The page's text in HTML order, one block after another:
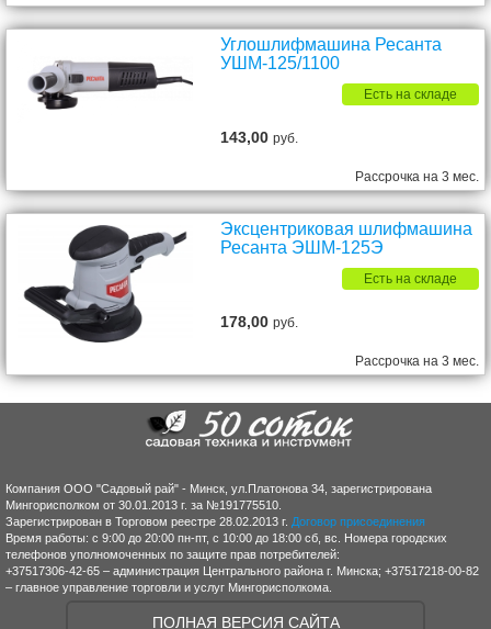
Углошлифмашина Ресанта
УШМ-125/1100
Есть на складе
143,00руб.
Рассрочка на 3 мес.
Эксцентриковая шлифмашина
Ресанта ЭШМ-125Э
Есть на складе
178,00руб.
Рассрочка на 3 мес.
Компания ООО "Садовый рай" - Минск, ул.Платонова 34, зарегистрирована
Мингорисполком от 30.01.2013 г. за №191775510.
Зарегистрирован в Торговом реестре 28.02.2013 г. Договор присоединения
Время работы: с 9:00 до 20:00 пн-пт, с 10:00 до 18:00 сб, вс. Номера городских
телефонов уполномоченных по защите прав потребителей:
+37517306-42-65 – администрация Центрального района г. Минска; +37517218-00-82
– главное управление торговли и услуг Мингорисполкома.
ПОЛНАЯ ВЕРСИЯ САЙТА